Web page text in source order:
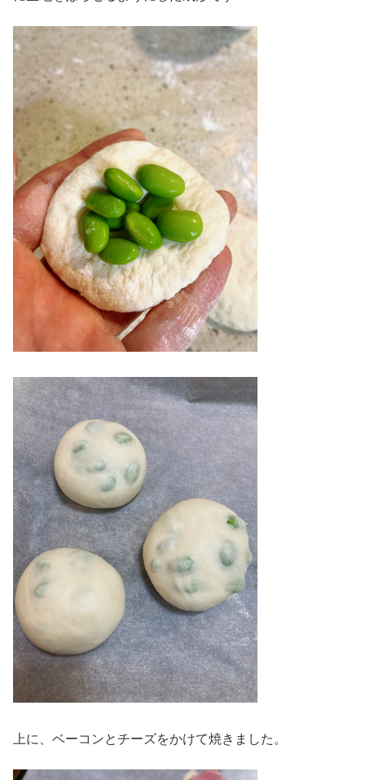
上に、ベーコンとチーズをかけて焼きました。